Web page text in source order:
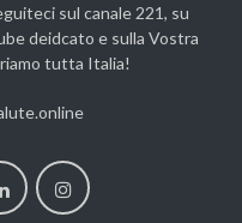
sul canale 221, su
deidcato e sulla Vostra
tutta Italia!